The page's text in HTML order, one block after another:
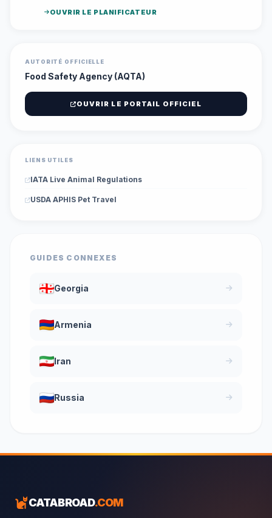
OUVRIR LE PLANIFICATEUR
AUTORITÉ OFFICIELLE
Food Safety Agency (AQTA)
OUVRIR LE PORTAIL OFFICIEL
LIENS UTILES
IATA Live Animal Regulations
USDA APHIS Pet Travel
GUIDES CONNEXES
Georgia
Armenia
Iran
Russia
CATABROAD.COM